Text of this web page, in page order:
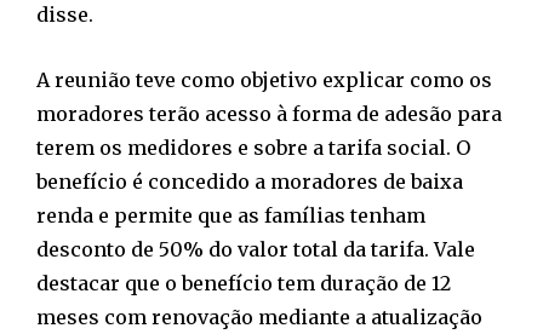
disse.
A reunião teve como objetivo explicar como os
moradores terão acesso à forma de adesão para
terem os medidores e sobre a tarifa social. O
benefício é concedido a moradores de baixa
renda e permite que as famílias tenham
desconto de 50% do valor total da tarifa. Vale
destacar que o benefício tem duração de 12
meses com renovação mediante a atualização